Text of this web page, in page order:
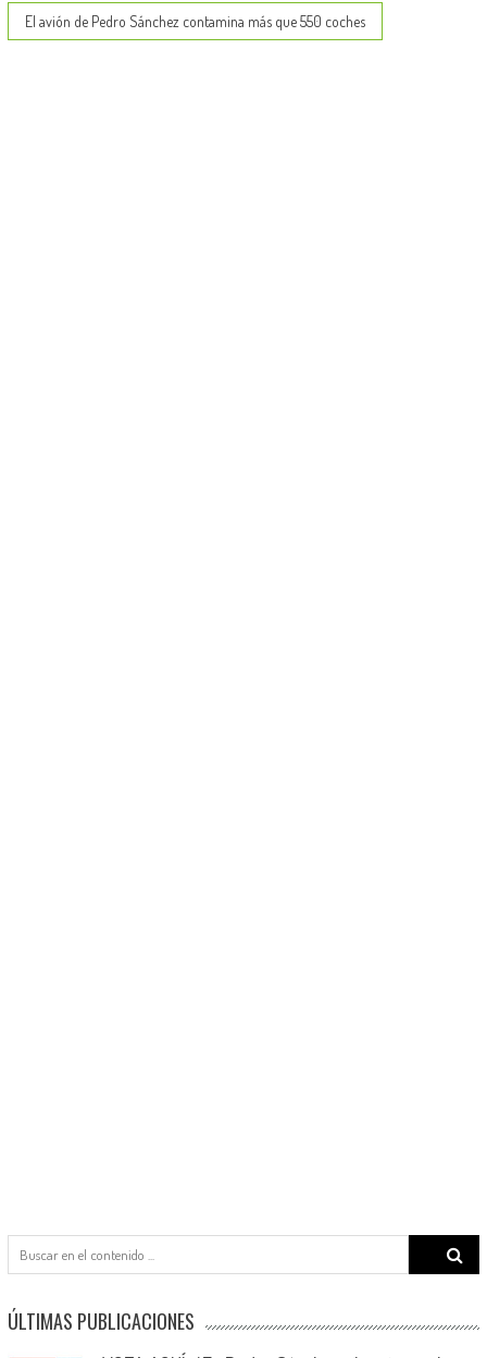
El avión de Pedro Sánchez contamina más que 550 coches
Search
ÚLTIMAS PUBLICACIONES